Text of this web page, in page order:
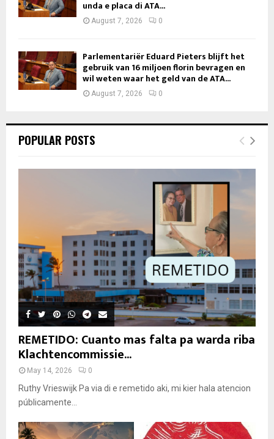
unda e placa di ATA...
August 7, 2026 0
Parlementariër Eduard Pieters blijft het
gebruik van 16 miljoen florin bevragen en
wil weten waar het geld van de ATA...
August 7, 2026 0
POPULAR POSTS
REMETIDO: Cuanto mas falta pa warda riba
Klachtencommissie...
May 14, 2026 0
Ruthy Vrieswijk Pa via di e remetido aki, mi kier hala atencion
públicamente...